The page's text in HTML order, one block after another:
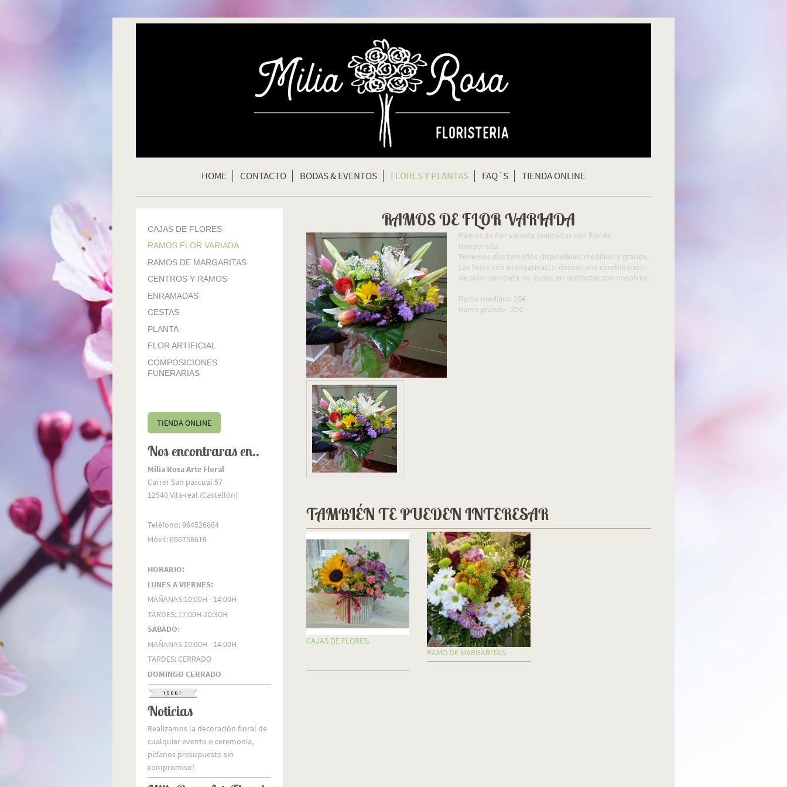
HOME CONTACTO BODAS & EVENTOS FLORES Y PLANTAS FAQ´S TIENDA ONLINE
RAMOS DE FLOR VARIADA
Ramos de flor variada realizados con flor de
temporada.
Tenemos dos tamaños disponibles: mediano y grande.
Las fotos son orientativas, si deseas una combinación
de color concreta no dudes en contactar con nosotros.
Ramo mediano 25€
Ramo grande 35€
TAMBIÉN TE PUEDEN INTERESAR
CAJAS DE FLORES.
RAMO DE MARGARITAS.
CAJAS DE FLORES
RAMOS FLOR VARIADA
RAMOS DE MARGARITAS
CENTROS Y RAMOS
ENRAMADAS
CESTAS
PLANTA
FLOR ARTIFICIAL
COMPOSICIONES
FUNERARIAS
TIENDA ONLINE
Nos encontraras en..
Milia Rosa Arte Floral
Carrer San pascual 57
12540 Vila-real (Castellón)
Teléfono: 964526864
Móvil: 696758619
HORARIO:
LUNES A VIERNES:
MAÑANAS:10:00H - 14:00H
TARDES: 17:00H-20:30H
SABADO:
MAÑANAS 10:00H - 14:00H
TARDES: CERRADO
DOMINGO CERRADO
Noticias
Realizamos la decoración floral de
cualquier evento o ceremonia,
pídanos presupuesto sin
compromiso!